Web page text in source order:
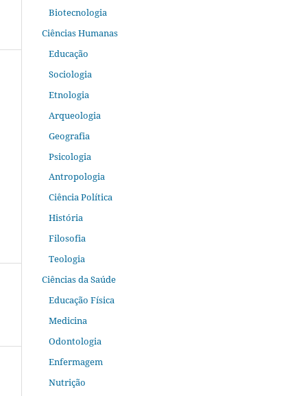
Biotecnologia
Ciências Humanas
Educação
Sociologia
Etnologia
Arqueologia
Geografia
Psicologia
Antropologia
Ciência Política
História
Filosofia
Teologia
Ciências da Saúde
Educação Física
Medicina
Odontologia
Enfermagem
Nutrição